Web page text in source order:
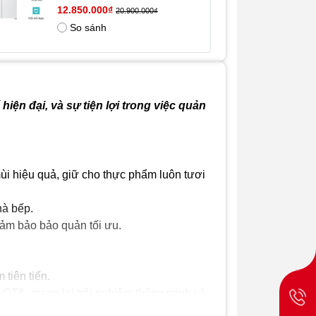
lượng
tịnh
(rộng,
852mm*600mm*1912mm
thước
sâu,
12.850.000₫ 20.900.000₫
So sánh
đại, và sự tiện lợi trong việc quản
hiệu quả, giữ cho thực phẩm luôn tươi
bếp.
bảo bảo quản tối ưu.
tiên tiến.
mang lại trải nghiệm thông minh và